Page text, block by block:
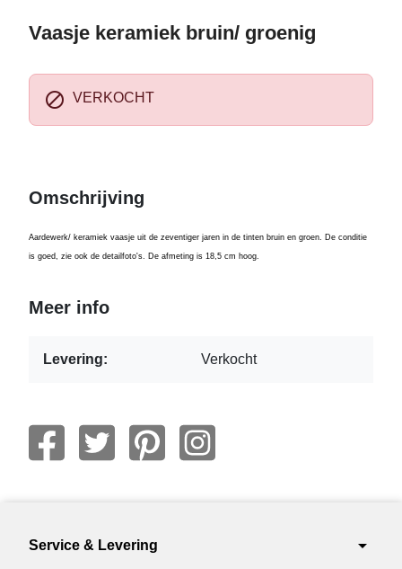
Vaasje keramiek bruin/ groenig
 VERKOCHT
Omschrijving
Aardewerk/ keramiek vaasje uit de zeventiger jaren in de tinten bruin en groen. De conditie
is goed, zie ook de detailfoto's. De afmeting is 18,5 cm hoog.
Meer info
Levering: Verkocht
Service & Levering arrow_drop_down